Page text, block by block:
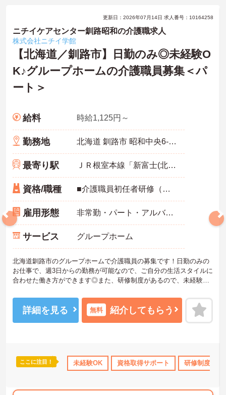
交通費支給 退職金制度あり
更新日：2026年07月14日 求人番号：10164258
ニチイケアセンター釧路昭和の介護職求人
株式会社ニチイ学館
【北海道／釧路市】日勤のみ◎未経験O
K♪グループホームの介護職員募集＜パ
ート＞
給料 時給1,125円～
勤務地 北海道 釧路市 昭和中央6-31-18
最寄り駅 ＪＲ根室本線「新富士(北海道)駅」バス・車11分
資格/職種 ■介護職員初任者研修（ヘルパー2級）以上必須 ■経験不問
雇用形態 非常勤・パート・アルバイト
サービス グループホーム
北海道釧路市のグループホームで介護職員の募集です！日勤のみの
お仕事で、週3日からの勤務が可能なので、ご自分の生活スタイルに
合わせた働き方ができます◎また、研修制度があるので、未経験の
で、お気軽にご連絡ください。
詳細を見る 無料 紹介してもらう
ここに注目！ 未経験OK 資格取得サポート 研修制度あり